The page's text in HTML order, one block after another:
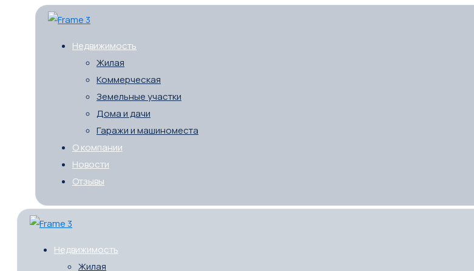
Недвижимость
Жилая
Коммерческая
Земельные участки
Дома и дачи
Гаражи и машиноместа
О компании
Новости
Отзывы
Недвижимость
Жилая